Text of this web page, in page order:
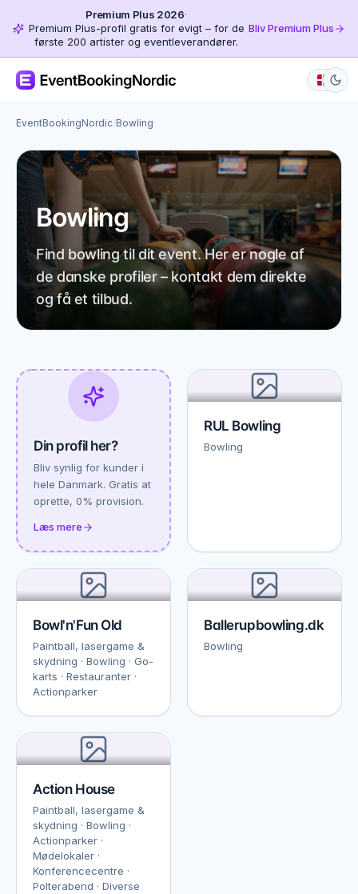
Premium Plus 2026·
Premium Plus-profil gratis for evigt – for de
første 200 artister og eventleverandører.
Bliv Premium Plus
EventBookingNordic/Bowling
Bowling
Find bowling til dit event. Her er nogle af
de danske profiler – kontakt dem direkte
og få et tilbud.
Din profil her?
Bliv synlig for kunder i
hele Danmark. Gratis at
oprette, 0% provision.
Læs mere
RUL Bowling
Bowling
Bowl'n'Fun Old
Paintball, lasergame &
skydning · Bowling · Go-
karts · Restauranter ·
Actionparker
Ballerupbowling.dk
Bowling
Action House
Paintball, lasergame &
skydning · Bowling ·
Actionparker ·
Mødelokaler ·
Konferencecentre ·
Polterabend · Diverse